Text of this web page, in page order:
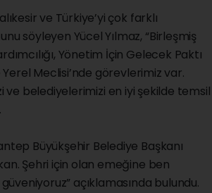
ve Türkiye’yi çok farklı
söyleyen Yücel Yılmaz, “Birleşmiş
Yönetim İçin Gelecek Paktı
Meclisi’nde görevlerimiz var.
ve belediyelerimizi en iyi şekilde temsil
Büyükşehir Belediye Başkanı
Şehri için olan emeğine ben
açıklamasında bulundu.